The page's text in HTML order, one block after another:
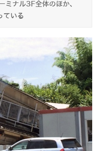
ミナル3F全体のほか、
ている